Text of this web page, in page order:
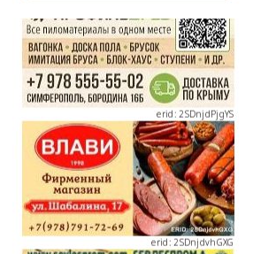
erid: 2SDnjdPjgYS
erid: 2SDnjdvhGXG